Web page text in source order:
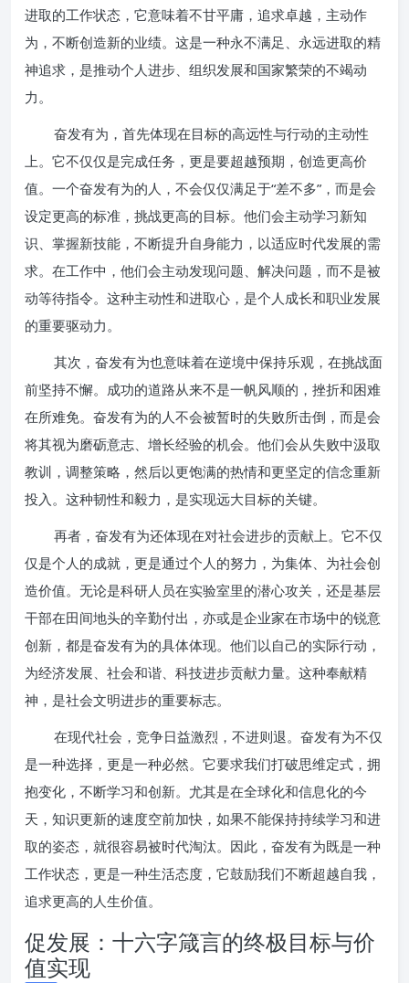
进取的工作状态，它意味着不甘平庸，追求卓越，主动作
为，不断创造新的业绩。这是一种永不满足、永远进取的精
神追求，是推动个人进步、组织发展和国家繁荣的不竭动
力。
奋发有为，首先体现在目标的高远性与行动的主动性
上。它不仅仅是完成任务，更是要超越预期，创造更高价
值。一个奋发有为的人，不会仅仅满足于“差不多”，而是会
设定更高的标准，挑战更高的目标。他们会主动学习新知
识、掌握新技能，不断提升自身能力，以适应时代发展的需
求。在工作中，他们会主动发现问题、解决问题，而不是被
动等待指令。这种主动性和进取心，是个人成长和职业发展
的重要驱动力。
其次，奋发有为也意味着在逆境中保持乐观，在挑战面
前坚持不懈。成功的道路从来不是一帆风顺的，挫折和困难
在所难免。奋发有为的人不会被暂时的失败所击倒，而是会
将其视为磨砺意志、增长经验的机会。他们会从失败中汲取
教训，调整策略，然后以更饱满的热情和更坚定的信念重新
投入。这种韧性和毅力，是实现远大目标的关键。
再者，奋发有为还体现在对社会进步的贡献上。它不仅
仅是个人的成就，更是通过个人的努力，为集体、为社会创
造价值。无论是科研人员在实验室里的潜心攻关，还是基层
干部在田间地头的辛勤付出，亦或是企业家在市场中的锐意
创新，都是奋发有为的具体体现。他们以自己的实际行动，
为经济发展、社会和谐、科技进步贡献力量。这种奉献精
神，是社会文明进步的重要标志。
在现代社会，竞争日益激烈，不进则退。奋发有为不仅
是一种选择，更是一种必然。它要求我们打破思维定式，拥
抱变化，不断学习和创新。尤其是在全球化和信息化的今
天，知识更新的速度空前加快，如果不能保持持续学习和进
取的姿态，就很容易被时代淘汰。因此，奋发有为既是一种
工作状态，更是一种生活态度，它鼓励我们不断超越自我，
追求更高的人生价值。
促发展：十六字箴言的终极目标与价
值实现